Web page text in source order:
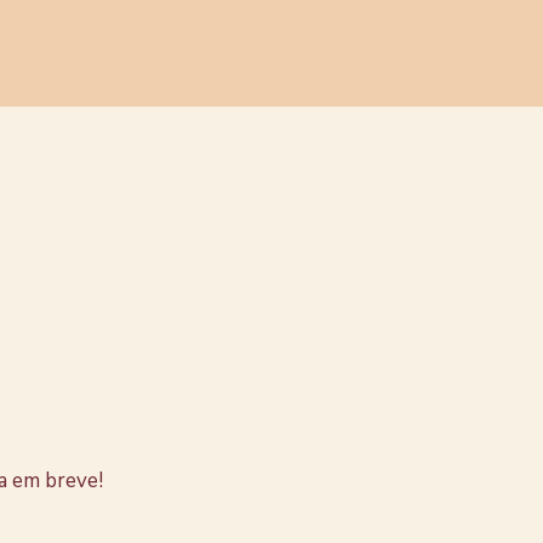
em breve!